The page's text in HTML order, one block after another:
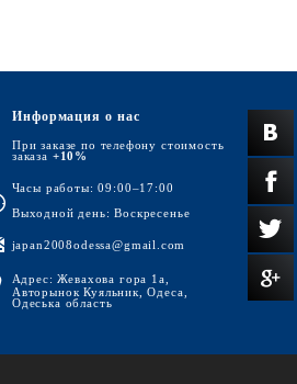
Информация о нас
При заказе по телефону стоимость
заказа +10%
Часы работы: 09:00–17:00
Выходной день: Воскресенье
japan2008odessa@gmail.com
Адрес: Жевахова гора 1а,
Авторынок Куяльник, Одеса,
Одеська область